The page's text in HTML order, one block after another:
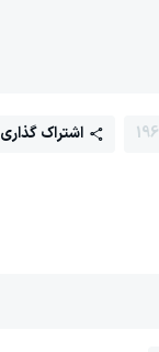
196 اشتراک گذاری